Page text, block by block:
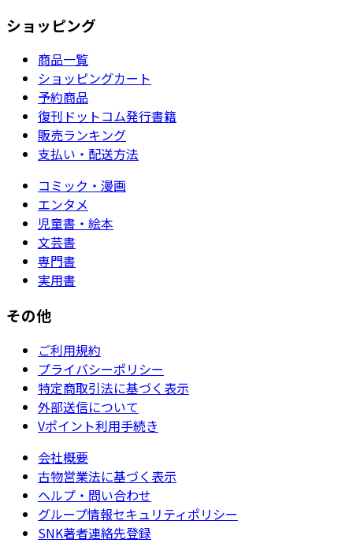
ショッピング
商品一覧
ショッピングカート
予約商品
復刊ドットコム発行書籍
販売ランキング
支払い・配送方法
コミック・漫画
エンタメ
児童書・絵本
文芸書
専門書
実用書
その他
ご利用規約
プライバシーポリシー
特定商取引法に基づく表示
外部送信について
Vポイント利用手続き
会社概要
古物営業法に基づく表示
ヘルプ・問い合わせ
グループ情報セキュリティポリシー
SNK著者連絡先登録